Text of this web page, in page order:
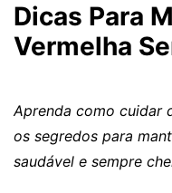
Dicas Para
Vermelha
Aprenda como cuidar
os segredos para
saudável e sempre